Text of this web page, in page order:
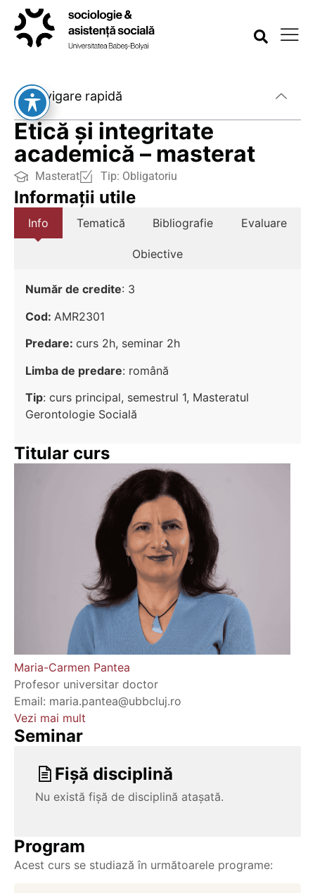
Etică și integritate
academică – masterat
Masterat Tip: Obligatoriu
Informații utile
Info Tematică Bibliografie Evaluare
Obiective
Număr de credite: 3
Cod: AMR2301
Predare: curs 2h, seminar 2h
Limba de predare: română
Tip: curs principal, semestrul 1, Masteratul
Gerontologie Socială
Titular curs
Maria-Carmen Pantea
Profesor universitar doctor
Email: maria.pantea@ubbcluj.ro
Vezi mai mult
Seminar
Fișă disciplină
Nu există fișă de disciplină atașată.
Program
Acest curs se studiază în următoarele programe:
Navigare rapidă